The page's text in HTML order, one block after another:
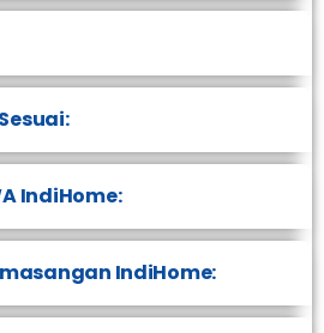
IndiHome:
IndiHome: